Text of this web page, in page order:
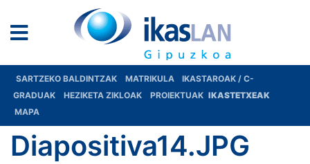
SARTZEKO BALDINTZAK MATRIKULA
IKASTAROAK / C-
GRADUAK
HEZIKETA ZIKLOAK PROIEKTUAK IKASTETXEAK
MAPA
Diapositiva14.JPG